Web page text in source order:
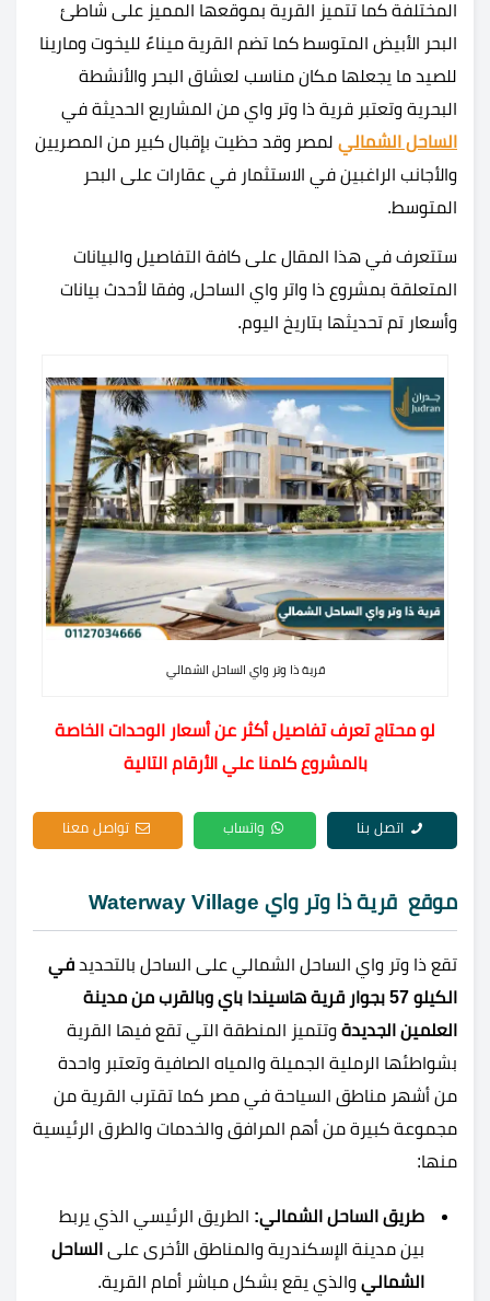
المختلفة كما تتميز القرية بموقعها المميز على شاطئ
البحر الأبيض المتوسط كما تضم القرية ميناءً لليخوت ومارينا
للصيد ما يجعلها مكان مناسب لعشاق البحر والأنشطة
البحرية وتعتبر قرية ذا وتر واي من المشاريع الحديثة في
الساحل الشمالي لمصر وقد حظيت بإقبال كبير من المصريين
والأجانب الراغبين في الاستثمار في عقارات على البحر
المتوسط.
ستتعرف في هذا المقال على كافة التفاصيل والبيانات
المتعلقة بمشروع ذا واتر واي الساحل، وفقا لأحدث بيانات
وأسعار تم تحديثها بتاريخ اليوم.
قرية ذا وتر واي الساحل الشمالي
لو محتاج تعرف تفاصيل أكثر عن أسعار الوحدات الخاصة
بالمشروع كلمنا علي الأرقام التالية
اتصل بنا واتساب تواصل معنا
موقع قرية ذا وتر واي Waterway Village
تقع ذا وتر واي الساحل الشمالي على الساحل بالتحديد في
الكيلو 57 بجوار قرية هاسيندا باي وبالقرب من مدينة
العلمين الجديدة وتتميز المنطقة التي تقع فيها القرية
بشواطئها الرملية الجميلة والمياه الصافية وتعتبر واحدة
من أشهر مناطق السياحة في مصر كما تقترب القرية من
مجموعة كبيرة من أهم المرافق والخدمات والطرق الرئيسية
منها:
طريق الساحل الشمالي: الطريق الرئيسي الذي يربط
بين مدينة الإسكندرية والمناطق الأخرى على الساحل
الشمالي والذي يقع بشكل مباشر أمام القرية.